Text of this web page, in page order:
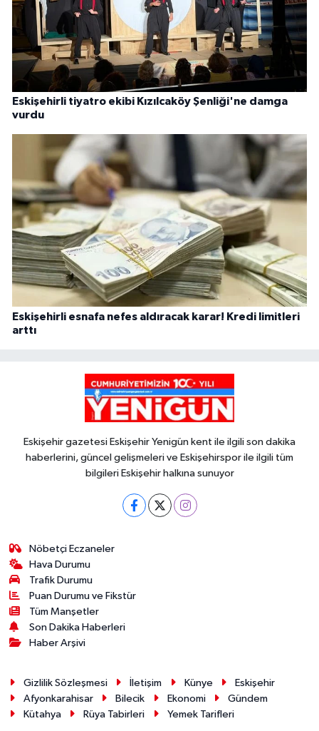
Eskişehirli tiyatro ekibi Kızılcaköy Şenliği'ne damga
vurdu
Eskişehirli esnafa nefes aldıracak karar! Kredi limitleri
arttı
Eskişehir gazetesi Eskişehir Yenigün kent ile ilgili son dakika
haberlerini, güncel gelişmeleri ve Eskişehirspor ile ilgili tüm
bilgileri Eskişehir halkına sunuyor
Nöbetçi Eczaneler
Hava Durumu
Trafik Durumu
Puan Durumu ve Fikstür
Tüm Manşetler
Son Dakika Haberleri
Haber Arşivi
Gizlilik Sözleşmesi İletişim Künye
Eskişehir
Afyonkarahisar
Bilecik Ekonomi
Gündem
Kütahya
Rüya Tabirleri Yemek Tarifleri